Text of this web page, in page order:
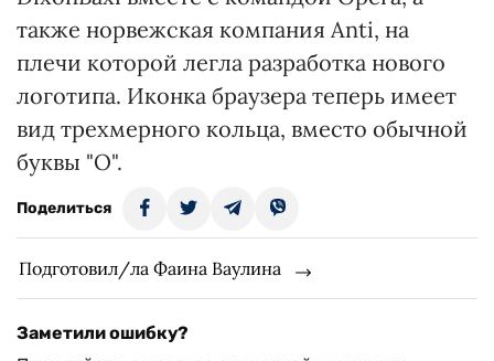
также норвежская компания Anti, на
плечи которой легла разработка нового
логотипа. Иконка браузера теперь имеет
вид трехмерного кольца, вместо обычной
буквы "О".
Поделиться
Подготовил/ла Фаина Ваулина
Заметили ошибку?